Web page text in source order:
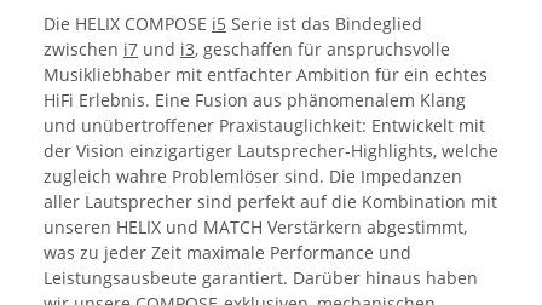
Die HELIX COMPOSE i5 Serie ist das Bindeglied
zwischen i7 und i3, geschaffen für anspruchsvolle
Musikliebhaber mit entfachter Ambition für ein echtes
HiFi Erlebnis. Eine Fusion aus phänomenalem Klang
und unübertroffener Praxistauglichkeit: Entwickelt mit
der Vision einzigartiger Lautsprecher-Highlights, welche
zugleich wahre Problemlöser sind. Die Impedanzen
aller Lautsprecher sind perfekt auf die Kombination mit
unseren HELIX und MATCH Verstärkern abgestimmt,
was zu jeder Zeit maximale Performance und
Leistungsausbeute garantiert. Darüber hinaus haben